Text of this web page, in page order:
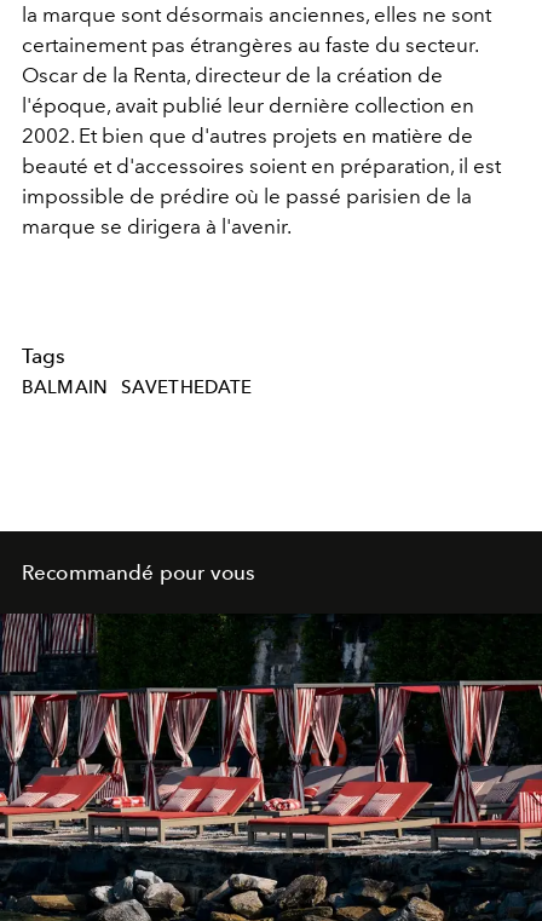
la marque sont désormais anciennes, elles ne sont
certainement pas étrangères au faste du secteur.
Oscar de la Renta, directeur de la création de
l'époque, avait publié leur dernière collection en
2002. Et bien que d'autres projets en matière de
beauté et d'accessoires soient en préparation, il est
impossible de prédire où le passé parisien de la
marque se dirigera à l'avenir.
Tags
BALMAIN SAVETHEDATE
Recommandé pour vous